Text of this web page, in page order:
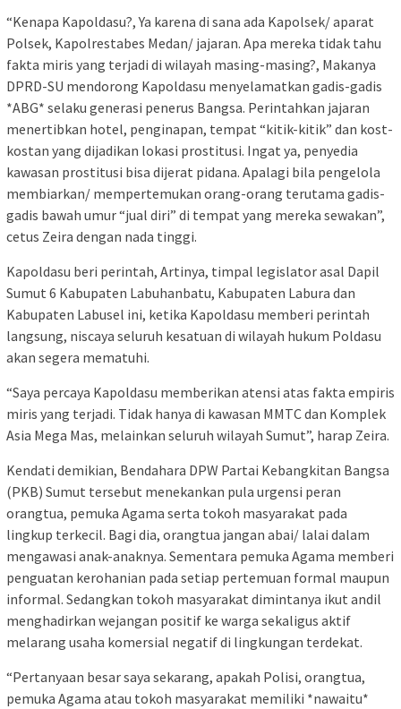
“Kenapa Kapoldasu?, Ya karena di sana ada Kapolsek/ aparat
Polsek, Kapolrestabes Medan/ jajaran. Apa mereka tidak tahu
fakta miris yang terjadi di wilayah masing-masing?, Makanya
DPRD-SU mendorong Kapoldasu menyelamatkan gadis-gadis
*ABG* selaku generasi penerus Bangsa. Perintahkan jajaran
menertibkan hotel, penginapan, tempat “kitik-kitik” dan kost-
kostan yang dijadikan lokasi prostitusi. Ingat ya, penyedia
kawasan prostitusi bisa dijerat pidana. Apalagi bila pengelola
membiarkan/ mempertemukan orang-orang terutama gadis-
gadis bawah umur “jual diri” di tempat yang mereka sewakan”,
cetus Zeira dengan nada tinggi.
Kapoldasu beri perintah, Artinya, timpal legislator asal Dapil
Sumut 6 Kabupaten Labuhanbatu, Kabupaten Labura dan
Kabupaten Labusel ini, ketika Kapoldasu memberi perintah
langsung, niscaya seluruh kesatuan di wilayah hukum Poldasu
akan segera mematuhi.
“Saya percaya Kapoldasu memberikan atensi atas fakta empiris
miris yang terjadi. Tidak hanya di kawasan MMTC dan Komplek
Asia Mega Mas, melainkan seluruh wilayah Sumut”, harap Zeira.
Kendati demikian, Bendahara DPW Partai Kebangkitan Bangsa
(PKB) Sumut tersebut menekankan pula urgensi peran
orangtua, pemuka Agama serta tokoh masyarakat pada
lingkup terkecil. Bagi dia, orangtua jangan abai/ lalai dalam
mengawasi anak-anaknya. Sementara pemuka Agama memberi
penguatan kerohanian pada setiap pertemuan formal maupun
informal. Sedangkan tokoh masyarakat dimintanya ikut andil
menghadirkan wejangan positif ke warga sekaligus aktif
melarang usaha komersial negatif di lingkungan terdekat.
“Pertanyaan besar saya sekarang, apakah Polisi, orangtua,
pemuka Agama atau tokoh masyarakat memiliki *nawaitu*